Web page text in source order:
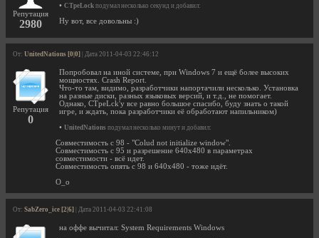
Репутация
2980
• CTpeLock подумал несколько секунд и добавил:
Ну вот, все довольны :)
От: UnitedNations [0|0] | Дата 2011-04-03 22:46:12
Репутация
0
Попробовал на иной системе, при Windows 7 и ещё более высоких
мощностях. Crash Report.
Что-то там, видимо, разработчики напортачили несколько. Установка
на разные диски, разных языковых версий, и т.д., не помогает.
Однако, CTpeLck'у все равно большое спасибо, буду знать о такой
игре, и ждать, пока разработчики её обработают напильником)
• UnitedNations подумал несколько минут и добавил:
Совместимость с 98 - "Colud not initialize window".
Совместимость с 95 и разрешение 640x480 в параметрах
совместимости - всё идет.
Совместимость опять с 98 и 640x480 - тоже идёт.
О_о
От: SabZero_ice [2|6] | Дата 2011-04-03 22:41:08
на оффе вычитал: System Requirements Windows